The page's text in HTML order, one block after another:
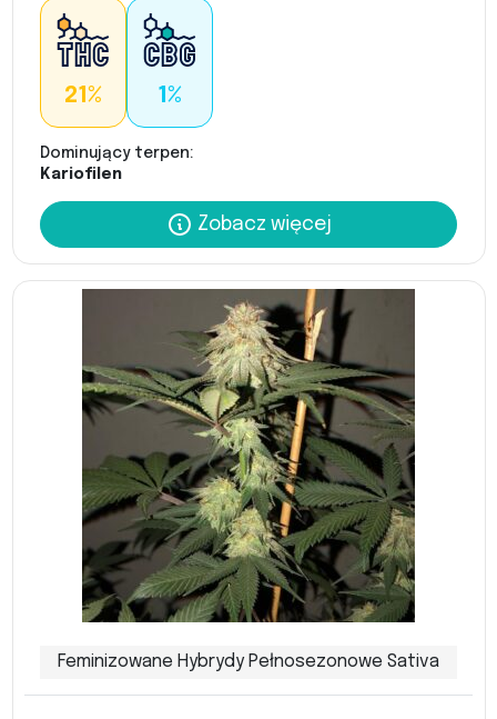
21% 1%
Dominujący terpen:
Kariofilen
Zobacz więcej
Feminizowane Hybrydy Pełnosezonowe Sativa